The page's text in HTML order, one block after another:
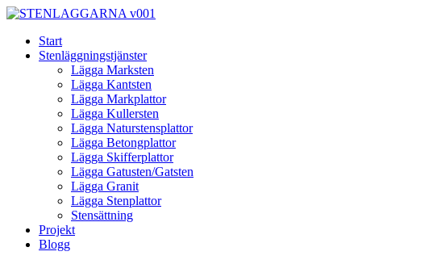
Skip
contentStart
Stenläggningstjänster
Lägga Marksten
Lägga Kantsten
Lägga Markplattor
Lägga Kullersten
Lägga Naturstensplattor
Lägga Betongplattor
Lägga Skifferplattor
Lägga Gatusten/Gatsten
Lägga Granit
Lägga Stenplattor
Stensättning
Projekt
Blogg